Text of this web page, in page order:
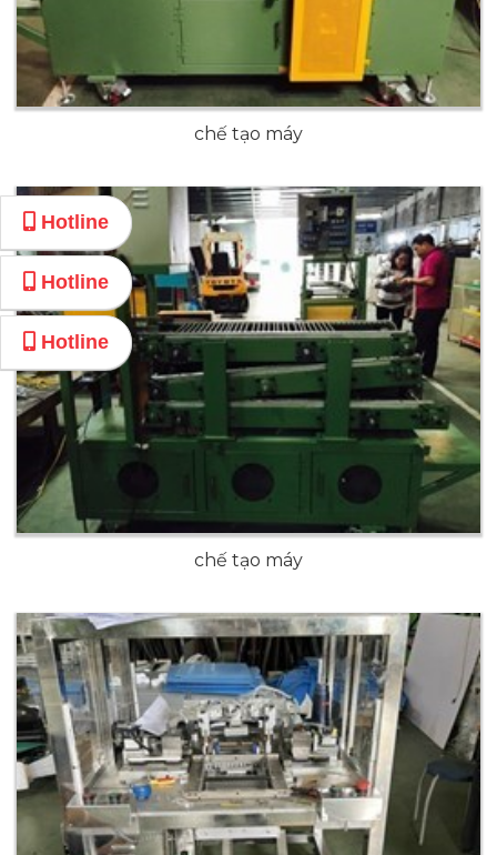
chế tạo máy
chế tạo máy
Hotline
Hotline
Hotline